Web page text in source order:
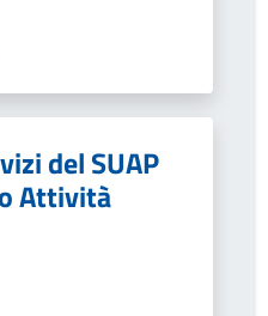
del SUAP
Attività